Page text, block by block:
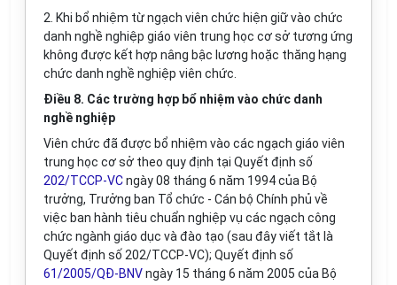
2. Khi bổ nhiệm từ ngạch viên chức hiện giữ vào chức
danh nghề nghiệp giáo viên trung học cơ sở tương ứng
không được kết hợp nâng bậc lương hoặc thăng hạng
chức danh nghề nghiệp viên chức.
Điều 8. Các trường hợp bổ nhiệm vào chức danh
nghề nghiệp
Viên chức đã được bổ nhiệm vào các ngạch giáo viên
trung học cơ sở theo quy định tại Quyết định số
202/TCCP-VCngày 08 tháng 6 năm 1994 của Bộ
trưởng, Trưởng ban Tổ chức - Cán bộ Chính phủ về
việc ban hành tiêu chuẩn nghiệp vụ các ngạch công
chức ngành giáo dục và đào tạo (sau đây viết tắt là
Quyết định số 202/TCCP-VC); Quyết định số
61/2005/QĐ-BNVngày 15 tháng 6 năm 2005 của Bộ